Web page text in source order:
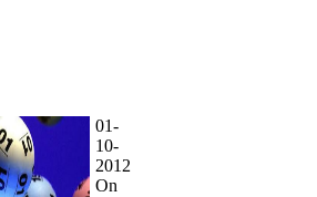
01-
10-
2012
On